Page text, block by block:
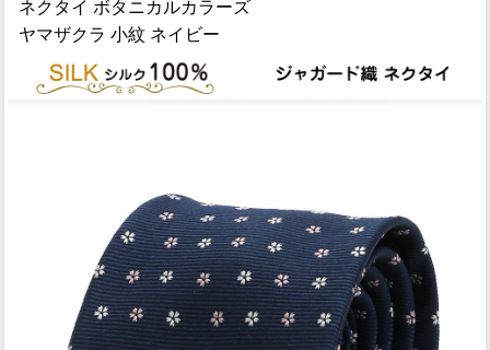
ネクタイ ボタニカルカラーズ
ヤマザクラ 小紋 ネイビー